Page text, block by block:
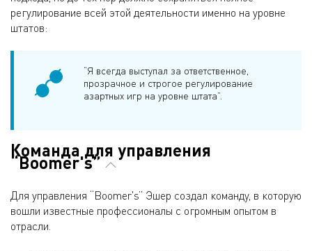
регулирование всей этой деятельности именно на уровне
штатов:
“Я всегда выступал за ответственное,
прозрачное и строгое регулирование
азартных игр на уровне штата”.
Команда для управления
“Boomer's”
Для управления “Boomer's” Эшер создал команду, в которую
вошли известные профессионалы с огромным опытом в
отрасли.